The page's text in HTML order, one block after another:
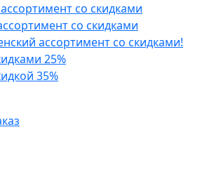
со скидками
со скидками
ассортимент со скидками!
25%
35%